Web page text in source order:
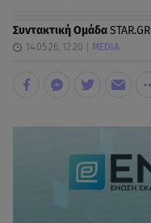
Συντακτική ΟμάδαSTAR.GR
14.05.26, 12:20 MEDIA